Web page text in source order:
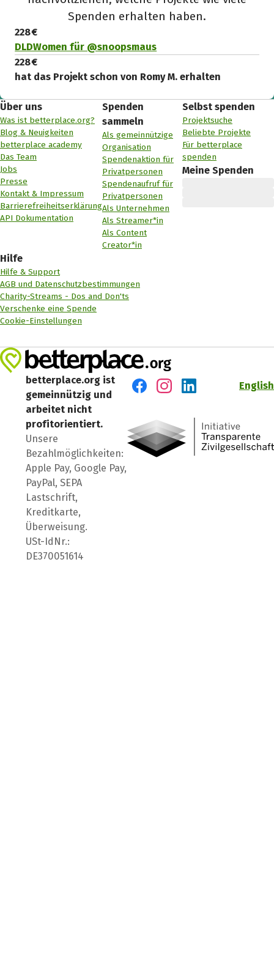
Spenden erhalten haben.
228 €
DLDWomen für @snoopsmaus
228 €
hat das Projekt schon von Romy M. erhalten
Über uns
Was ist betterplace.org?
Blog & Neuigkeiten
betterplace academy
Das Team
Jobs
Presse
Kontakt & Impressum
Barrierefreiheitserklärung
API Dokumentation
Spenden
sammeln
Als gemeinnützige
Organisation
Spendenaktion für
Privatpersonen
Spendenaufruf für
Privatpersonen
Als Unternehmen
Als Streamer*in
Als Content
Creator*in
Selbst spenden
Projektsuche
Beliebte Projekte
Für betterplace
spenden
Meine Spenden
Hilfe
Hilfe & Support
AGB und Datenschutzbestimmungen
Charity-Streams - Dos and Don'ts
Verschenke eine Spende
Cookie-Einstellungen
betterplace.org ist
gemeinnützig und
arbeitet nicht
profitorientiert.
Unsere
Bezahlmöglichkeiten:
Apple Pay, Google Pay,
PayPal, SEPA
Lastschrift,
Kreditkarte,
Überweisung.
USt-IdNr.:
DE370051614
English